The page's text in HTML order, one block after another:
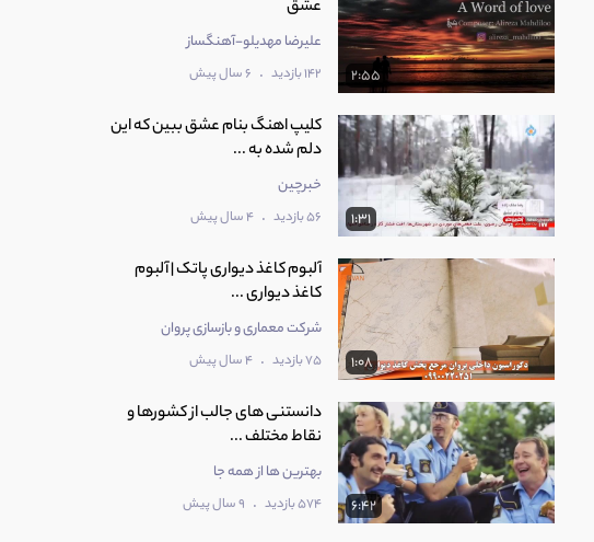
2:55
عشق
علیرضا مهدیلو-آهنگساز
142 بازدید . 6 سال پیش
1:31
کلیپ اهنگ بنام عشق ببین که این
دلم شده به ...
خبرچین
56 بازدید . 4 سال پیش
1:08
آلبوم کاغذ دیواری پاتک | آلبوم
کاغذ دیواری ...
شرکت معماری و بازسازی پروان
75 بازدید . 4 سال پیش
6:42
‫دانستنی های جالب از کشورها و
نقاط مختلف ...
بهترین ها از همه جا
574 بازدید . 9 سال پیش